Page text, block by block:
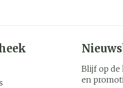
Blijf op de
en